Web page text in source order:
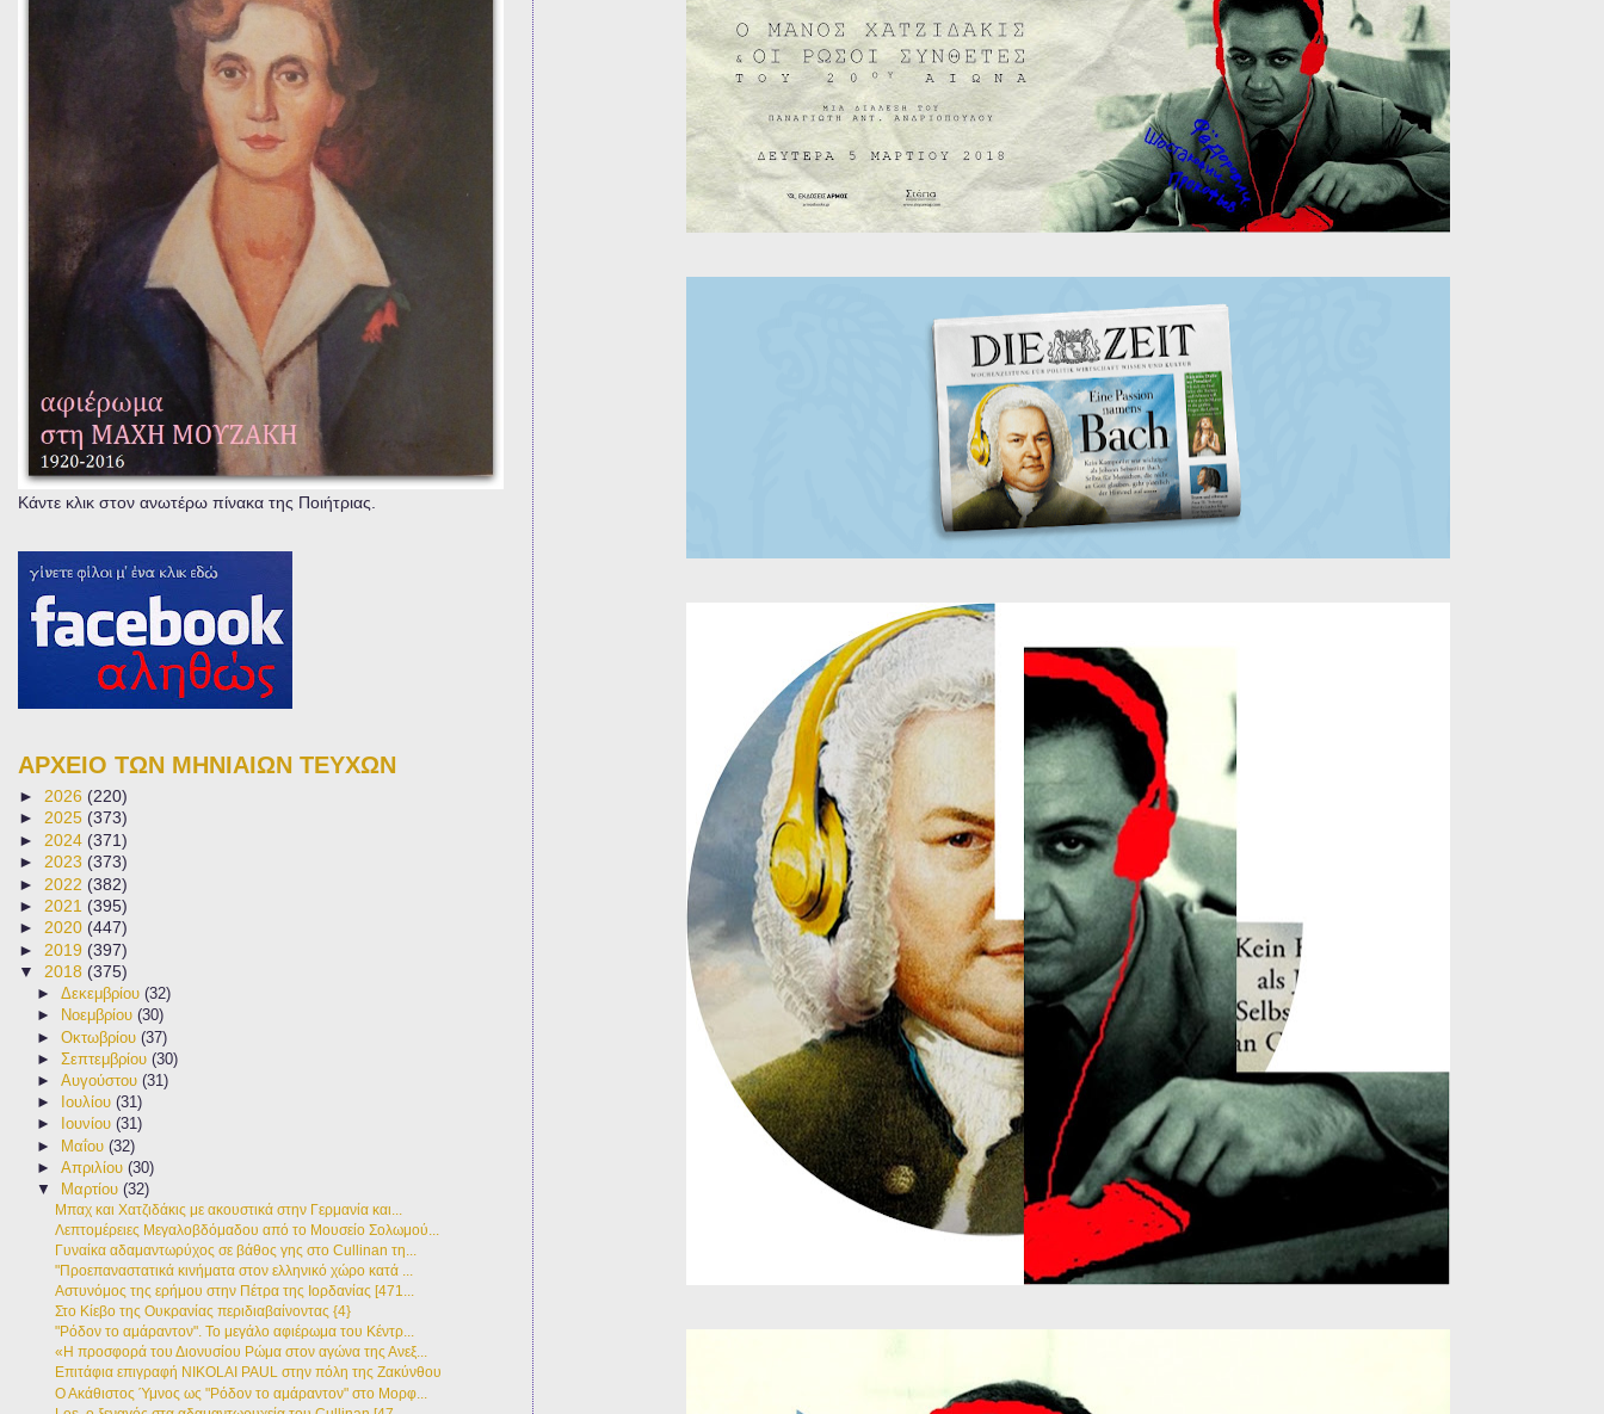
Κάντε κλικ στον ανωτέρω πίνακα της Ποιήτριας.
ΑΡΧΕΙΟ ΤΩΝ ΜΗΝΙΑΙΩΝ ΤΕΥΧΩΝ
► 2026 (220)
► 2025 (373)
► 2024 (371)
► 2023 (373)
► 2022 (382)
► 2021 (395)
► 2020 (447)
► 2019 (397)
▼ 2018 (375)
►Δεκεμβρίου(32)
►
Νοεμβρίου(30)
►Οκτωβρίου(37)
►Σεπτεμβρίου(30)
►Αυγούστου(31)
►
Ιουλίου(31)
►
Ιουνίου(31)
► Μαΐου(32)
►Απριλίου(30)
▼
Μαρτίου(32)
Μπαχ και Χατζιδάκις με ακουστικά στην Γερμανία και...
Λεπτομέρειες Μεγαλοβδόμαδου από το Μουσείο Σολωμού...
Γυναίκα αδαμαντωρύχος σε βάθος γης στο Cullinan τη...
"Προεπαναστατικά κινήματα στον ελληνικό χώρο κατά ...
Αστυνόμος της ερήμου στην Πέτρα της Ιορδανίας [471...
Στο Κίεβο της Ουκρανίας περιδιαβαίνοντας {4}
"Ρόδον το αμάραντον". Το μεγάλο αφιέρωμα του Κέντρ...
«Η προσφορά του Διονυσίου Ρώμα στον αγώνα της Ανεξ...
Επιτάφια επιγραφή NIKOLAI PAUL στην πόλη της Ζακύνθου
Ο Ακάθιστος Ύμνος ως "Ρόδον το αμάραντον" στο Μορφ...